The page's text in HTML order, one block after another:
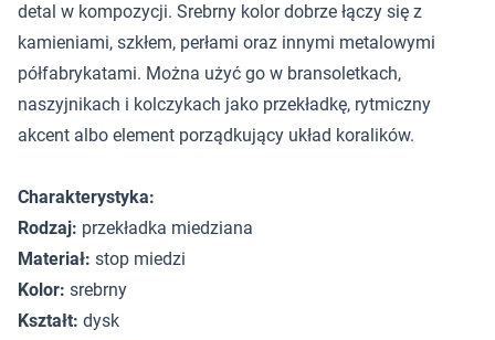
detal w kompozycji. Srebrny kolor dobrze łączy się z
kamieniami, szkłem, perłami oraz innymi metalowymi
półfabrykatami. Można użyć go w bransoletkach,
naszyjnikach i kolczykach jako przekładkę, rytmiczny
akcent albo element porządkujący układ koralików.
Charakterystyka:
Rodzaj: przekładka miedziana
Materiał: stop miedzi
Kolor: srebrny
Kształt: dysk